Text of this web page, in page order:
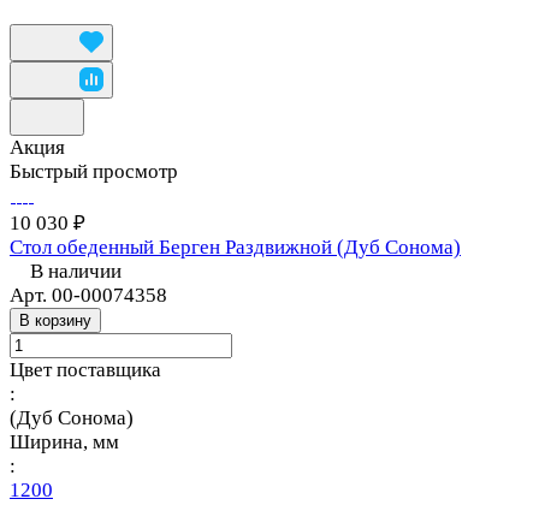
Акция
Быстрый просмотр
10 030 ₽
Стол обеденный Берген Раздвижной (Дуб Сонома)
В наличии
Арт. 00-00074358
В корзину
Цвет поставщика
:
(Дуб Сонома)
Ширина, мм
:
1200